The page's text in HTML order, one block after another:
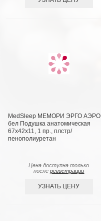
MedSleep МЕМОРИ ЭРГО АЭРО
бел Подушка анатомическая
67x42x11, 1 пр., плстр/
пенополиуретан
Цена доступна только
послерегистрации
УЗНАТЬ ЦЕНУ